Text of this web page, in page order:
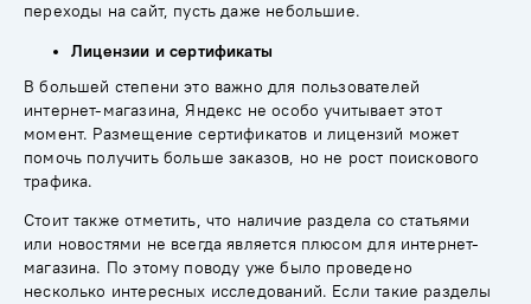
переходы на сайт, пусть даже небольшие.
Лицензии и сертификаты
В большей степени это важно для пользователей
интернет-магазина, Яндекс не особо учитывает этот
момент. Размещение сертификатов и лицензий может
помочь получить больше заказов, но не рост поискового
трафика.
Стоит также отметить, что наличие раздела со статьями
или новостями не всегда является плюсом для интернет-
магазина. По этому поводу уже было проведено
несколько интересных исследований. Если такие разделы